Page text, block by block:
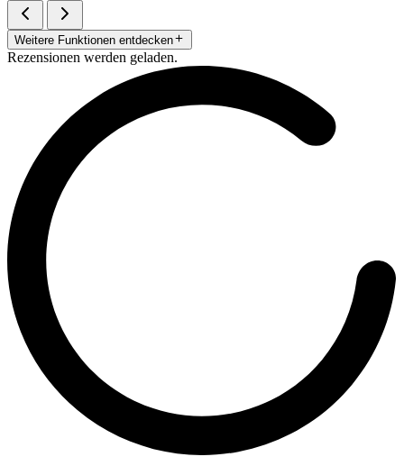
Weitere Funktionen entdecken
Rezensionen werden geladen.